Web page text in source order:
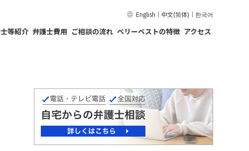
English ｜ 中文(简体) ｜ 한국어
等紹介 弁護士費用 ご相談の流れ ベリーベストの特徴 アクセス